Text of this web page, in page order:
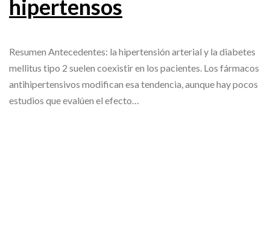
hipertensos
Resumen Antecedentes: la hipertensión arterial y la diabetes
mellitus tipo 2 suelen coexistir en los pacientes. Los fármacos
antihipertensivos modifican esa tendencia, aunque hay pocos
estudios que evalúen el efecto…